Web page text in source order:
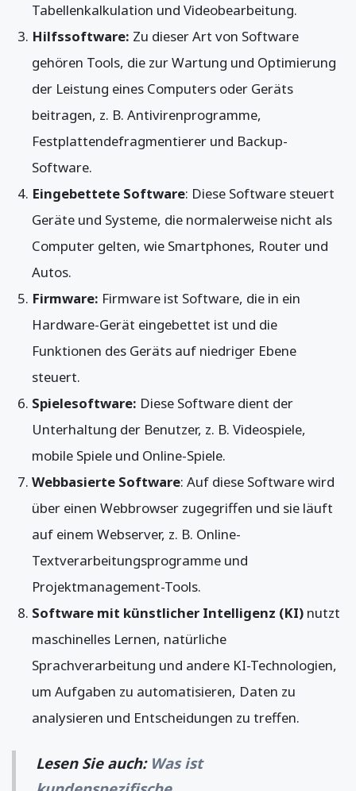
Tabellenkalkulation und Videobearbeitung.
Hilfssoftware: Zu dieser Art von Software
gehören Tools, die zur Wartung und Optimierung
der Leistung eines Computers oder Geräts
beitragen, z. B. Antivirenprogramme,
Festplattendefragmentierer und Backup-
Software.
Eingebettete Software: Diese Software steuert
Geräte und Systeme, die normalerweise nicht als
Computer gelten, wie Smartphones, Router und
Autos.
Firmware: Firmware ist Software, die in ein
Hardware-Gerät eingebettet ist und die
Funktionen des Geräts auf niedriger Ebene
steuert.
Spielesoftware: Diese Software dient der
Unterhaltung der Benutzer, z. B. Videospiele,
mobile Spiele und Online-Spiele.
Webbasierte Software: Auf diese Software wird
über einen Webbrowser zugegriffen und sie läuft
auf einem Webserver, z. B. Online-
Textverarbeitungsprogramme und
Projektmanagement-Tools.
Software mit künstlicher Intelligenz (KI) nutzt
maschinelles Lernen, natürliche
Sprachverarbeitung und andere KI-Technologien,
um Aufgaben zu automatisieren, Daten zu
analysieren und Entscheidungen zu treffen.
Lesen Sie auch: Was ist